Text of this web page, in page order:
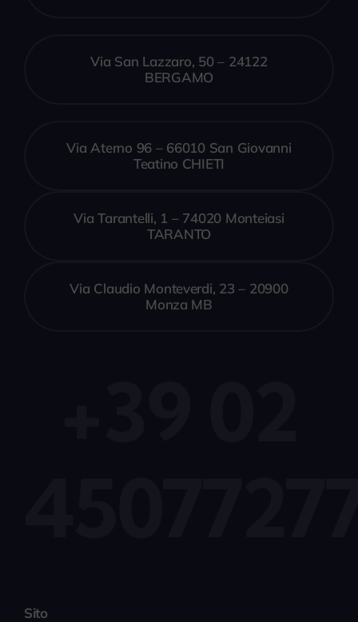
Via San Lazzaro, 50 – 24122
BERGAMO
Via Aterno 96 – 66010 San Giovanni
Teatino CHIETI
Via Tarantelli, 1 – 74020 Monteiasi
TARANTO
Via Claudio Monteverdi, 23 – 20900
Monza MB
Sito